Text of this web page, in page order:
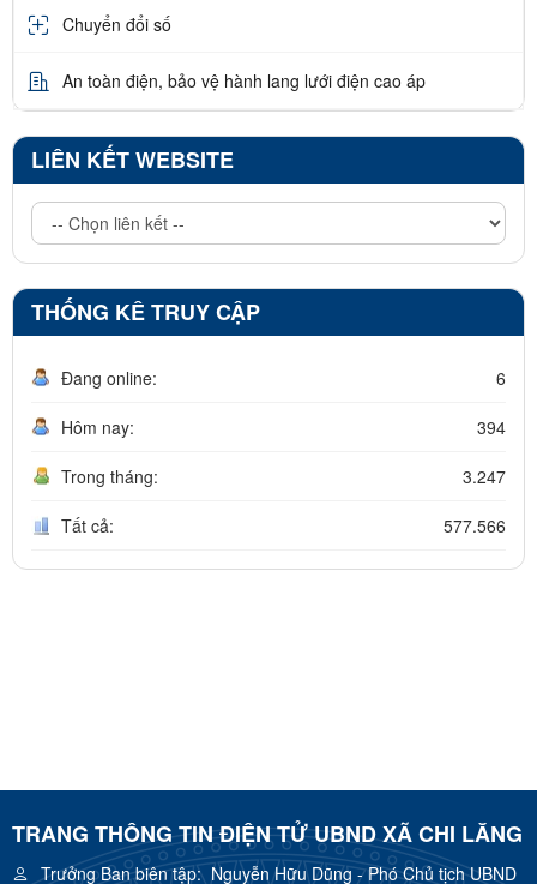
Chuyển đổi số
An toàn điện, bảo vệ hành lang lưới điện cao áp
LIÊN KẾT WEBSITE
THỐNG KÊ TRUY CẬP
Đang online: 6
Hôm nay: 394
Trong tháng: 3.247
Tất cả: 577.566
TRANG THÔNG TIN ĐIỆN TỬ UBND XÃ CHI LĂNG
Trưởng Ban biên tập:Nguyễn Hữu Dũng - Phó Chủ tịch UBND